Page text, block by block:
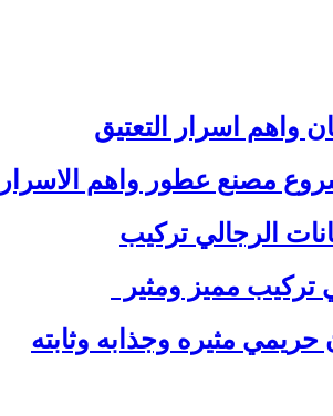
واهم اسرار التعتيق
مصنع عطور واهم الاسرار
الرجالي تركيب
تركيب مميز ومثير
حريمي مثيره وجذابه وثابته